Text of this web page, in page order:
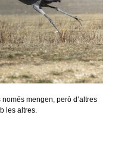
mengen, però d’altres
les altres.